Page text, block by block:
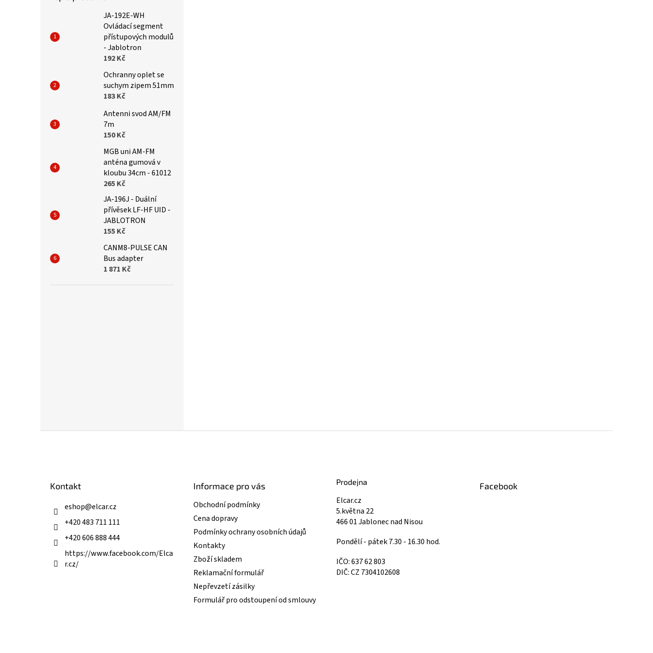
JA-192E-WH
Ovládací segment
přístupových modulů
- Jablotron
192 Kč
Ochranny oplet se
suchym zipem 51mm
183 Kč
Antenni svod AM/FM
7m
150 Kč
MGB uni AM-FM
anténa gumová v
kloubu 34cm - 61012
265 Kč
JA-196J - Duální
přívěsek LF-HF UID -
JABLOTRON
155 Kč
CANM8-PULSE CAN
Bus adapter
1 871 Kč
Kontakt
eshop@elcar.cz
+420 483 711 111
+420 606 888 444
https://www.facebook.com/Elca
r.cz/
Informace pro vás
Obchodní podmínky
Cena dopravy
Podmínky ochrany osobních údajů
Kontakty
Zboží skladem
Reklamační formulář
Nepřevzetí zásilky
Formulář pro odstoupení od smlouvy
Prodejna
Elcar.cz
5.května 22
466 01 Jablonec nad Nisou
Pondělí - pátek 7.30 - 16.30 hod.
IČO: 637 62 803
DIČ: CZ 7304102608
Facebook